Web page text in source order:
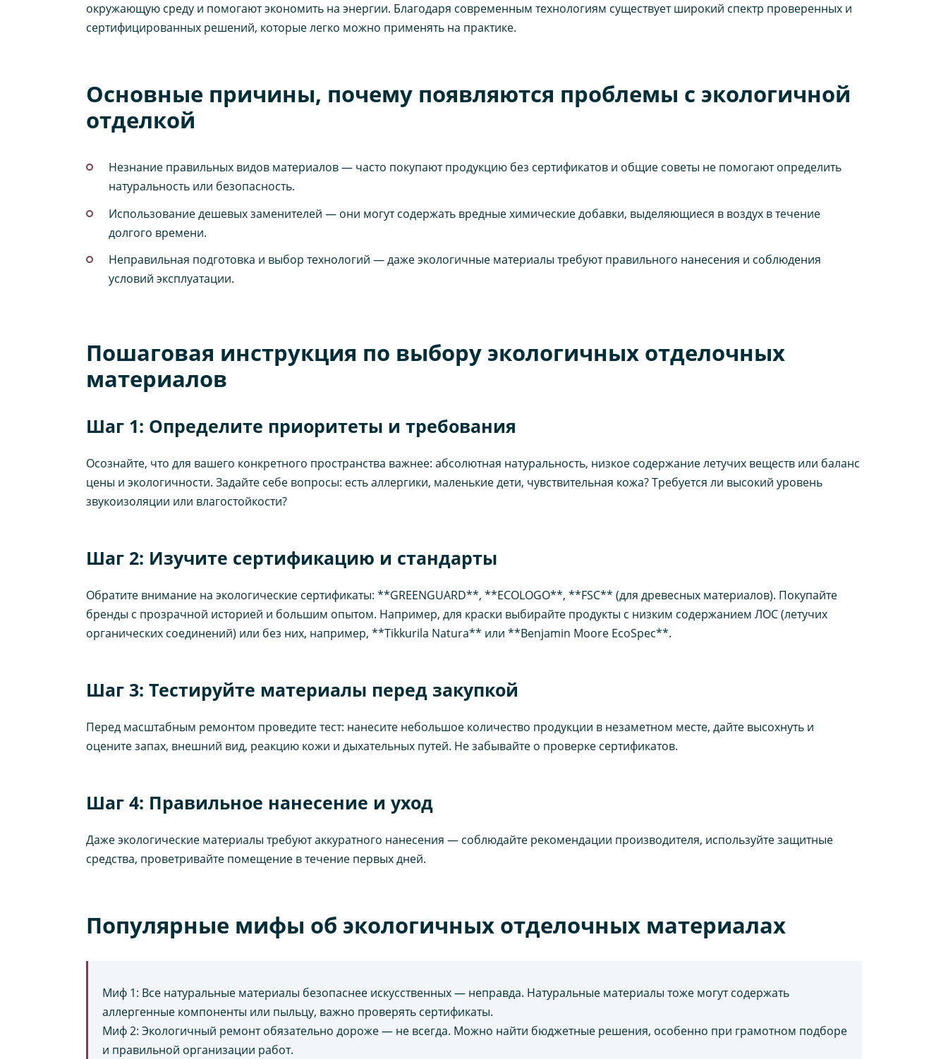
окружающую среду и помогают экономить на энергии. Благодаря современным технологиям существует широкий спектр проверенных и
сертифицированных решений, которые легко можно применять на практике.
Основные причины, почему появляются проблемы с экологичной
отделкой
Незнание правильных видов материалов — часто покупают продукцию без сертификатов и общие советы не помогают определить
натуральность или безопасность.
Использование дешевых заменителей — они могут содержать вредные химические добавки, выделяющиеся в воздух в течение
долгого времени.
Неправильная подготовка и выбор технологий — даже экологичные материалы требуют правильного нанесения и соблюдения
условий эксплуатации.
Пошаговая инструкция по выбору экологичных отделочных
материалов
Шаг 1: Определите приоритеты и требования
Осознайте, что для вашего конкретного пространства важнее: абсолютная натуральность, низкое содержание летучих веществ или баланс
цены и экологичности. Задайте себе вопросы: есть аллергики, маленькие дети, чувствительная кожа? Требуется ли высокий уровень
звукоизоляции или влагостойкости?
Шаг 2: Изучите сертификацию и стандарты
Обратите внимание на экологические сертификаты: **GREENGUARD**, **ECOLOGO**, **FSC** (для древесных материалов). Покупайте
бренды с прозрачной историей и большим опытом. Например, для краски выбирайте продукты с низким содержанием ЛОС (летучих
органических соединений) или без них, например, **Tikkurila Natura** или **Benjamin Moore EcoSpec**.
Шаг 3: Тестируйте материалы перед закупкой
Перед масштабным ремонтом проведите тест: нанесите небольшое количество продукции в незаметном месте, дайте высохнуть и
оцените запах, внешний вид, реакцию кожи и дыхательных путей. Не забывайте о проверке сертификатов.
Шаг 4: Правильное нанесение и уход
Даже экологические материалы требуют аккуратного нанесения — соблюдайте рекомендации производителя, используйте защитные
средства, проветривайте помещение в течение первых дней.
Популярные мифы об экологичных отделочных материалах
Миф 1: Все натуральные материалы безопаснее искусственных — неправда. Натуральные материалы тоже могут содержать
аллергенные компоненты или пыльцу, важно проверять сертификаты.
Миф 2: Экологичный ремонт обязательно дороже — не всегда. Можно найти бюджетные решения, особенно при грамотном подборе
и правильной организации работ.